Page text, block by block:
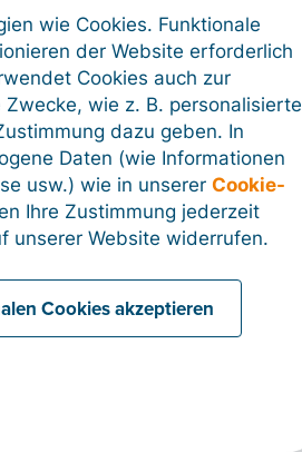
wie Cookies. Funktionale
der Website erforderlich
Cookies auch zur
wie z. B. personalisierte
dazu geben. In
Daten (wie Informationen
usw.) wie in unsererCookie-
Ihre Zustimmung jederzeit
unserer Website widerrufen.
Cookies akzeptieren